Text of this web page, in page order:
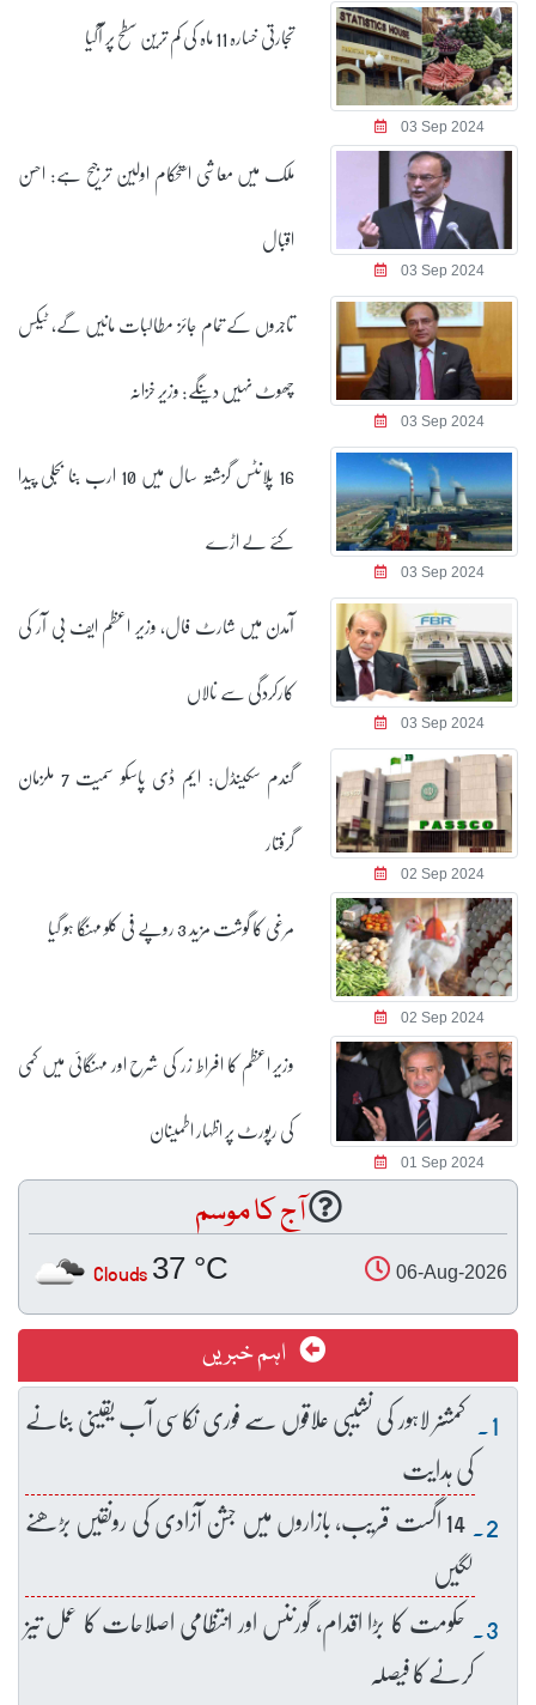
03 Sep 2024
تجارتی خسارہ 11 ماہ کی کم ترین سطح پر آگیا
03 Sep 2024
ملک میں معاشی استحکام اولین ترجیح ہے: احسن
اقبال
03 Sep 2024
تاجروں کے تمام جائز مطالبات مانیں گے، ٹیکس
چھوٹ نہیں دینگے: وزیر خزانہ
03 Sep 2024
16 پلانٹس گزشتہ سال میں 10 ارب بنا بجلی پیدا
کئے لے اڑے
03 Sep 2024
آمدن میں شارٹ فال، وزیر اعظم ایف بی آر کی
کارکردگی سے نالاں
02 Sep 2024
گندم سکینڈل: ایم ڈی پاسکو سمیت 7 ملزمان
گرفتار
02 Sep 2024
مرغی کا گوشت مزید 3 روپے فی کلو مہنگا ہو گیا
01 Sep 2024
وزیر اعظم کا افراط زر کی شرح اور مہنگائی میں کمی
کی رپورٹ پر اظہار اطمینان
آج کا موسم
06-Aug-2026
37 °C
Clouds
اہم خبریں
کمشنر لاہور کی نشیبی علاقوں سے فوری نکاسی آب یقینی بنانے
کی ہدایت
14 اگست قریب، بازاروں میں جشن آزادی کی رونقیں بڑھنے
لگیں
حکومت کا بڑا اقدام، گورننس اور انتظامی اصلاحات کا عمل تیز
کرنے کا فیصلہ